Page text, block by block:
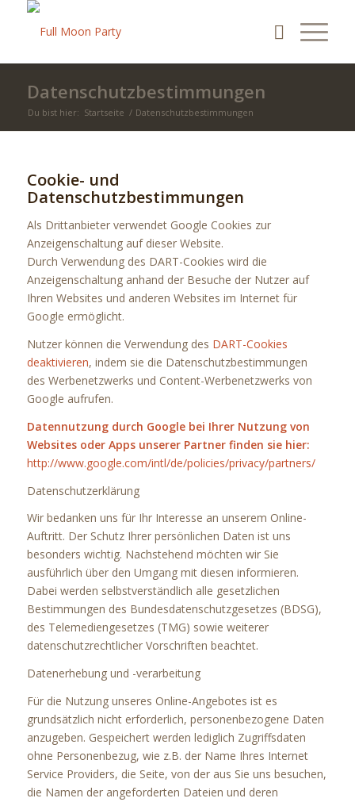
Datenschutzbestimmungen
Du bist hier: Startseite / Datenschutzbestimmungen
Cookie- und
Datenschutzbestimmungen
Als Drittanbieter verwendet Google Cookies zur
Anzeigenschaltung auf dieser Website.
Durch Verwendung des DART-Cookies wird die
Anzeigenschaltung anhand der Besuche der Nutzer auf
Ihren Websites und anderen Websites im Internet für
Google ermöglicht.
Nutzer können die Verwendung des DART-Cookies
deaktivieren, indem sie die Datenschutzbestimmungen
des Werbenetzwerks und Content-Werbenetzwerks von
Google aufrufen.
Datennutzung durch Google bei Ihrer Nutzung von
Websites oder Apps unserer Partner finden sie hier:
http://www.google.com/intl/de/policies/privacy/partners/
Datenschutzerklärung
Wir bedanken uns für Ihr Interesse an unserem Online-
Auftritt. Der Schutz Ihrer persönlichen Daten ist uns
besonders wichtig. Nachstehend möchten wir Sie
ausführlich über den Umgang mit diesen informieren.
Dabei werden selbstverständlich alle gesetzlichen
Bestimmungen des Bundesdatenschutzgesetzes (BDSG),
des Telemediengesetzes (TMG) sowie weiterer
datenschutzrechtlicher Vorschriften beachtet.
Datenerhebung und -verarbeitung
Für die Nutzung unseres Online-Angebotes ist es
grundsätzlich nicht erforderlich, personenbezogene Daten
anzugeben. Gespeichert werden lediglich Zugriffsdaten
ohne Personenbezug, wie z.B. der Name Ihres Internet
Service Providers, die Seite, von der aus Sie uns besuchen,
die Namen der angeforderten Dateien und deren